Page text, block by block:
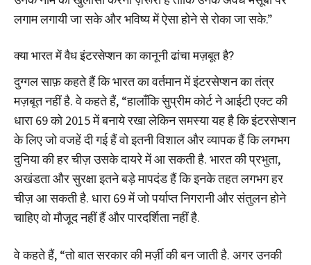
लगाम लगायी जा सके और भविष्य में ऐसा होने से रोका जा सके.”
क्या भारत में वैध इंटरसेप्शन का कानूनी ढांचा मज़बूत है?
दुग्गल साफ़ कहते हैं कि भारत का वर्तमान में इंटरसेप्शन का तंत्र
मज़बूत नहीं है. वे कहते हैं, “हालाँकि सुप्रीम कोर्ट ने आईटी एक्ट की
धारा 69 को 2015 में बनाये रखा लेकिन समस्या यह है कि इंटरसेप्शन
के लिए जो वजहें दी गई हैं वो इतनी विशाल और व्यापक हैं कि लगभग
दुनिया की हर चीज़ उसके दायरे में आ सकती है. भारत की प्रभुता,
अखंडता और सुरक्षा इतने बड़े मापदंड हैं कि इनके तहत लगभग हर
चीज़ आ सकती है. धारा 69 में जो पर्याप्त निगरानी और संतुलन होने
चाहिए वो मौजूद नहीं हैं और पारदर्शिता नहीं है.
वे कहते हैं, “तो बात सरकार की मर्ज़ी की बन जाती है. अगर उनकी